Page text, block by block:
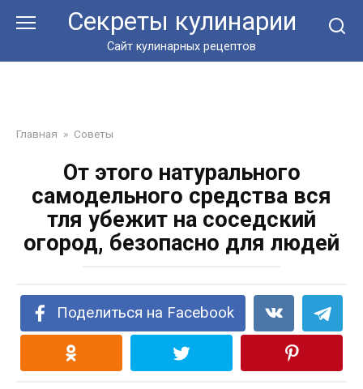
Секреты кулинарии
Сайт кулинарных рецептов
Главная » Советы
От этого натурального
самодельного средства вся
тля убежит на соседский
огород, безопасно для людей
Поделиться на Facebook